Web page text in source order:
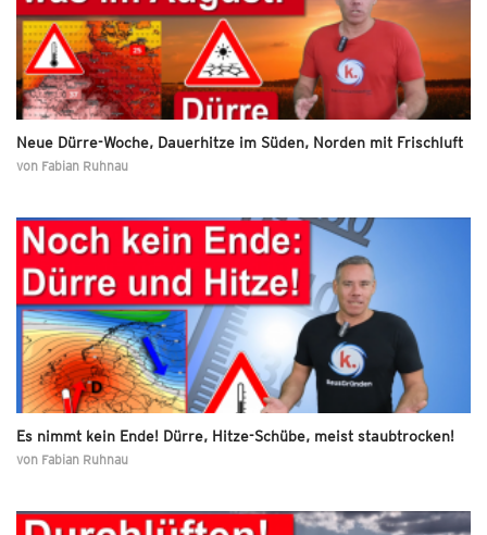
Neue Dürre-Woche, Dauerhitze im Süden, Norden mit Frischluft
von Fabian Ruhnau
Es nimmt kein Ende! Dürre, Hitze-Schübe, meist staubtrocken!
von Fabian Ruhnau